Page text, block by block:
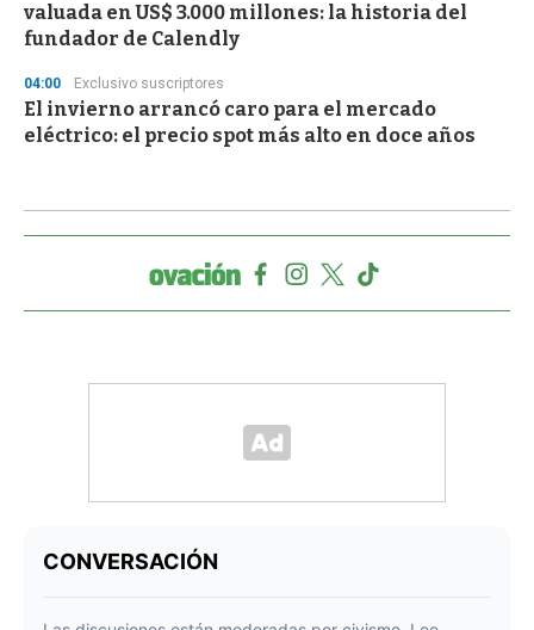
valuada en US$ 3.000 millones: la historia del
fundador de Calendly
04:00 Exclusivo suscriptores
El invierno arrancó caro para el mercado
eléctrico: el precio spot más alto en doce años